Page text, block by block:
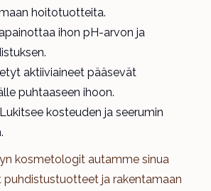
hoitotuotteita.
ihon pH-arvon ja
aktiiviaineet pääsevät
puhtaaseen ihoon.
kosteuden ja seerumin
kosmetologit autamme sinua
ja rakentamaan